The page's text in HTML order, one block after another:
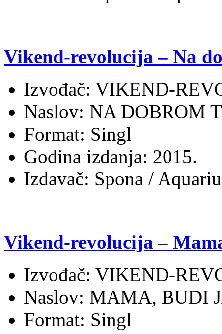
Vikend-revolucija – Na
Izvođač: VIKEND-
Naslov: NA DOBROM
Format: Singl
Godina izdanja: 2015.
Izdavač: Spona /
Vikend-revolucija –
Izvođač: VIKEND-
Naslov: MAMA, BUDI
Format: Singl